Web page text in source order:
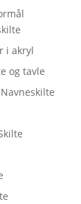
i akryl
og tavle